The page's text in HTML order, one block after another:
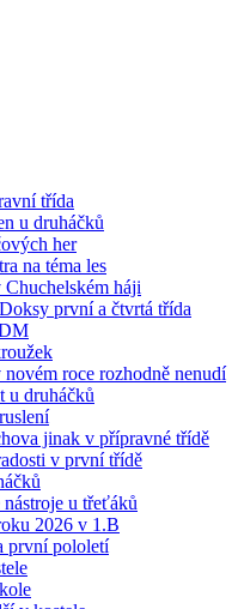
třída
u druháčků
her
na téma les
háji
první a čtvrtá třída
roce rozhodně nenudí
u druháčků
jinak v přípravné třídě
v první třídě
u třeťáků
2026 v 1.B
první pololetí